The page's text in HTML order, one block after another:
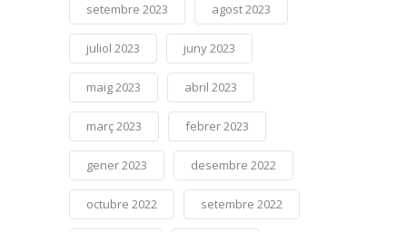
setembre 2023 agost 2023
juliol 2023 juny 2023
maig 2023 abril 2023
març 2023 febrer 2023
gener 2023 desembre 2022
octubre 2022 setembre 2022